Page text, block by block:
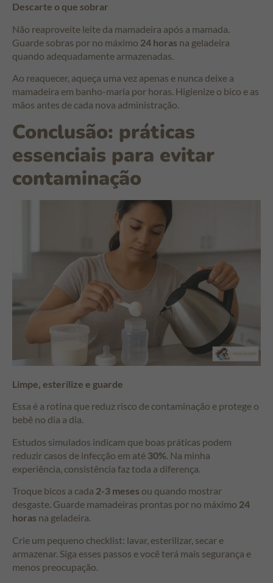
Descarte o que sobrar
Não reaproveite leite da mamadeira após a mamada.
Guarde sobras por no máximo 24 horas na geladeira
quando adequadamente armazenadas.
Ao reaquecer, aqueça uma vez apenas e nunca deixe a
mamadeira em banho-maria por horas. Higienize o bico e as
mãos antes de cada nova administração.
Conclusão: práticas
essenciais para evitar
contaminação
Limpe, esterilize e guarde
Essa é a rotina que reduz risco de contaminação e protege o
bebê no dia a dia.
Estudos simulados indicam que boas práticas podem
reduzir casos de infecção em até 30% . Na minha
experiência, consistência faz toda a diferença.
Troque bicos a cada 2-3 meses ou quando mostrar
desgaste. Guarde mamadeiras prontas por no máximo 24
horas na geladeira.
Crie um pequeno checklist: lavar, esterilizar, secar e
armazenar. Siga esses passos e você terá mais segurança e
menos preocupação.